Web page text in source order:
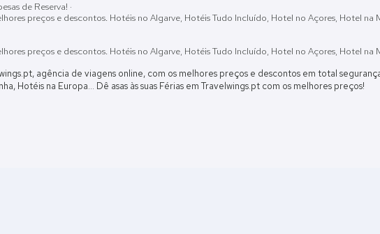
de Reserva! ·
preços e descontos. Hotéis no Algarve, Hotéis Tudo Incluído, Hotel no Açores, Hotel
preços e descontos. Hotéis no Algarve, Hotéis Tudo Incluído, Hotel no Açores, Hotel
agência de viagens online, com os melhores preços e descontos em total
Hotéis na Europa... Dê asas às suas Férias em Travelwings.pt com os melhores preços!